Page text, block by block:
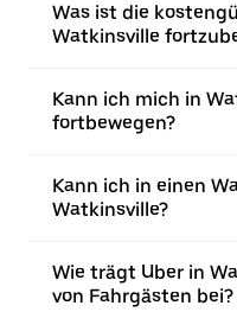
Was ist die
Watkinsville
Kann ich mich in
fortbewegen?
Kann ich in einen
Watkinsville?
Wie trägt Uber in
von Fahrgästen bei?